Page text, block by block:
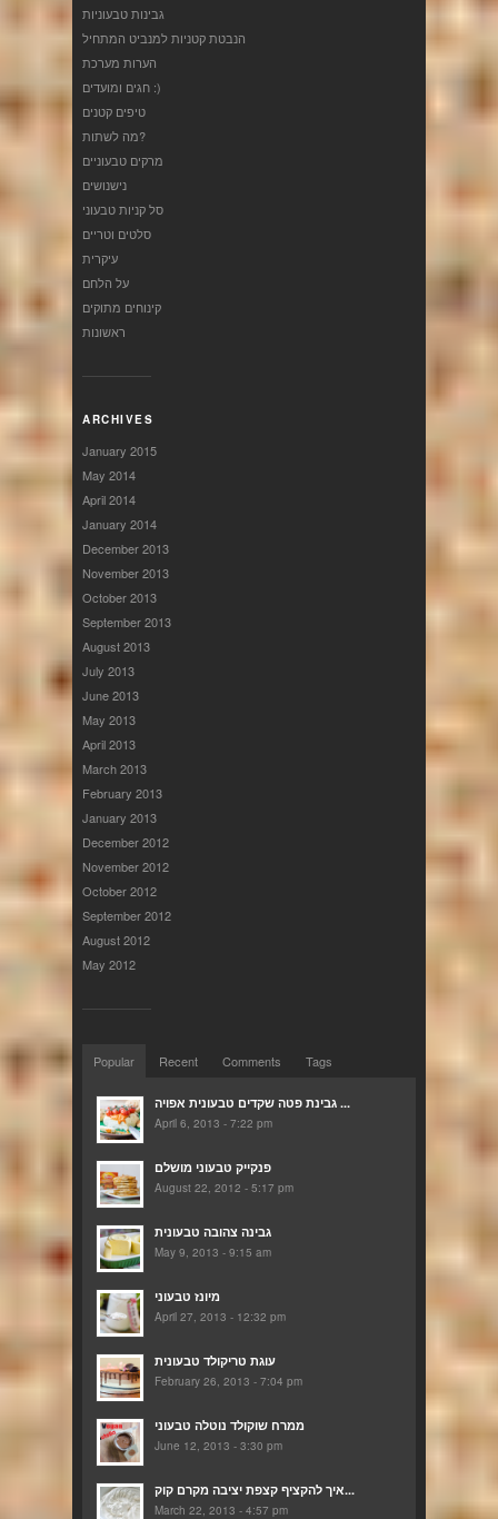
גבינות טבעוניות
הנבטת קטניות למנביט המתחיל
הערות מערכת
חגים ומועדים :)
טיפים קטנים
מה לשתות?
מרקים טבעוניים
נישנושים
סל קניות טבעוני
סלטים וטריים
עיקרית
על הלחם
קינוחים מתוקים
ראשונות
ARCHIVES
January 2015
May 2014
April 2014
January 2014
December 2013
November 2013
October 2013
September 2013
August 2013
July 2013
June 2013
May 2013
April 2013
March 2013
February 2013
January 2013
December 2012
November 2012
October 2012
September 2012
August 2012
May 2012
Popular Recent Comments Tags
גבינת פטה שקדים טבעונית אפויה ...
April 6, 2013 - 7:22 pm
פנקייק טבעוני מושלם
August 22, 2012 - 5:17 pm
גבינה צהובה טבעונית
May 9, 2013 - 9:15 am
מיונז טבעוני
April 27, 2013 - 12:32 pm
עוגת טריקולד טבעונית
February 26, 2013 - 7:04 pm
ממרח שוקולד נוטלה טבעוני
June 12, 2013 - 3:30 pm
איך להקציף קצפת יציבה מקרם קוק...
March 22, 2013 - 4:57 pm